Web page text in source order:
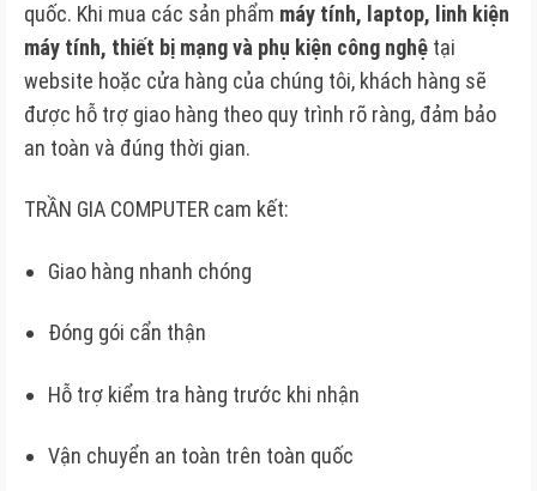
quốc. Khi mua các sản phẩm máy tính, laptop, linh kiện
máy tính, thiết bị mạng và phụ kiện công nghệ tại
website hoặc cửa hàng của chúng tôi, khách hàng sẽ
được hỗ trợ giao hàng theo quy trình rõ ràng, đảm bảo
an toàn và đúng thời gian.
TRẦN GIA COMPUTER cam kết:
Giao hàng nhanh chóng
Đóng gói cẩn thận
Hỗ trợ kiểm tra hàng trước khi nhận
Vận chuyển an toàn trên toàn quốc